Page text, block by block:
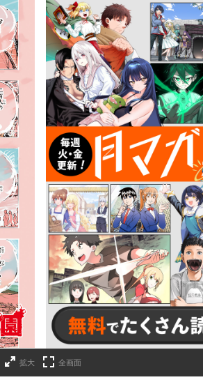
詳細ページへのリンク
拡大 全画面